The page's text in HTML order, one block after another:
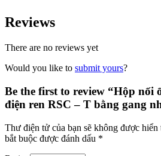
Reviews
There are no reviews yet
Would you like to submit yours?
Be the first to review “Hộp nối
điện ren RSC – T bằng gang
Thư điện tử của bạn sẽ không được hiển
bắt buộc được đánh dấu *